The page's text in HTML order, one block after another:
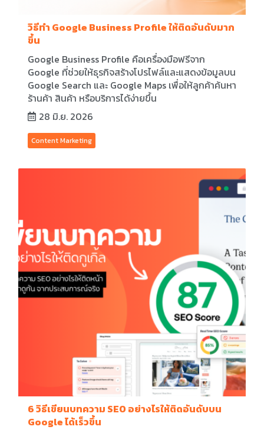
วิธีทำ Google Business Profile ให้ติดอันดับมาก
ขึ้น
Google Business Profile คือเครื่องมือฟรีจาก
Google ที่ช่วยให้ธุรกิจสร้างโปรไฟล์และแสดงข้อมูลบน
Google Search และ Google Maps เพื่อให้ลูกค้าค้นหา
ร้านค้า สินค้า หรือบริการได้ง่ายขึ้น
28 มิ.ย. 2026
Content Marketing
6 วิธีเขียนบทความ SEO อย่างไรให้ติดอันดับบน
Google ได้เร็วขึ้น